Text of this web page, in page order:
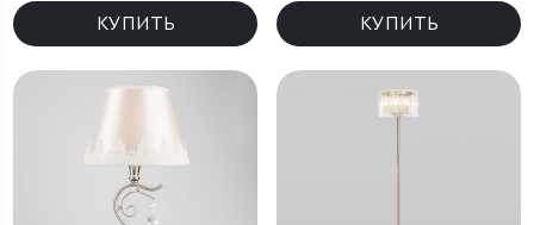
КУПИТЬ КУПИТЬ